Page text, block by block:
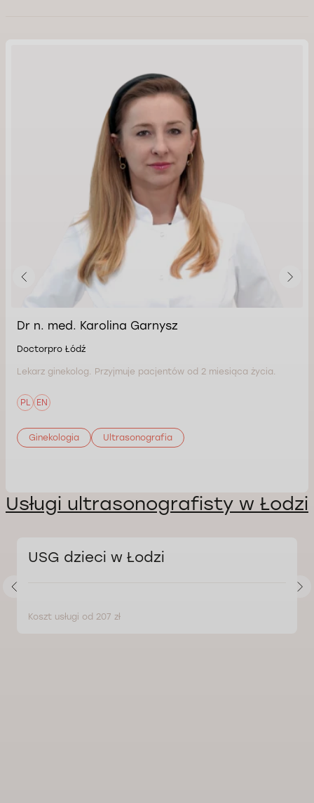
Dr n. med. Karolina Garnysz
Doctorpro Łódź
Lekarz ginekolog. Przyjmuje pacjentów od 2 miesiąca życia.
PL EN
Ginekologia Ultrasonografia
Usługi ultrasonografisty w Łodzi
USG dzieci w Łodzi
Koszt usługi od 207 zł